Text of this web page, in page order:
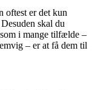
oftest er det kun
skal du
i mange tilfælde –
– er at få dem til